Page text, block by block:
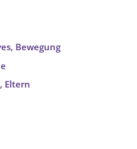
Bewegung
Eltern